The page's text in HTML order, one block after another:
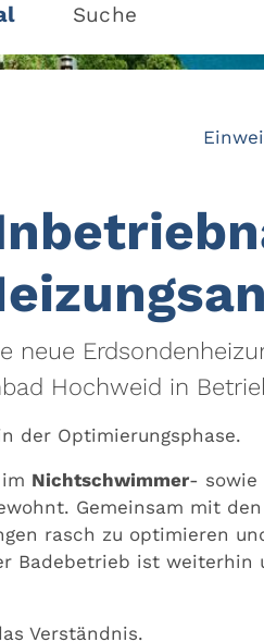
Suche
neue
Hochweid in
der Optimierungsphase.
Nichtschwimmer- sowie
Gemeinsam mit
rasch zu optimieren
Badebetrieb ist weiterhin
Verständnis.